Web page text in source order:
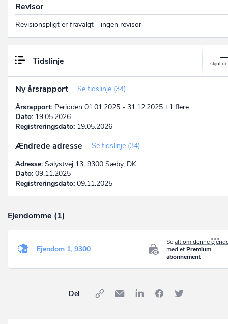
Revisor
Revisionspligt er fravalgt - ingen revisor
Tidslinje
Ny årsrapport
Se tidslinje (34)
Årsrapport: Perioden 01.01.2025 - 31.12.2025 +1 flere…
Dato: 19.05.2026
Registreringsdato: 19.05.2026
Ændrede adresse
Se tidslinje (34)
Adresse: Sølystvej 13, 9300 Sæby, DK
Dato: 09.11.2025
Registreringsdato: 09.11.2025
Ejendomme (1)
Sealt om denne
med et Premium
abonnement
Ejendom 1, 9300
Del